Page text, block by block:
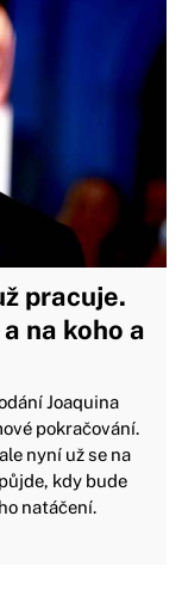
pracuje.
na koho a
Joaquina
pokračování.
nyní už se na
kdy bude
natáčení.